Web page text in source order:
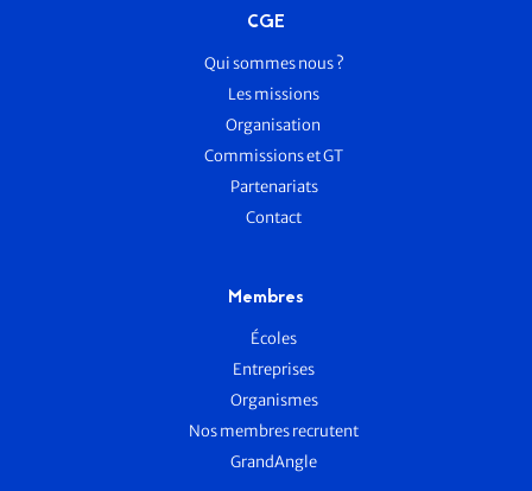
CGE
Qui sommes nous ?
Les missions
Organisation
Commissions et GT
Partenariats
Contact
Membres
Écoles
Entreprises
Organismes
Nos membres recrutent
GrandAngle